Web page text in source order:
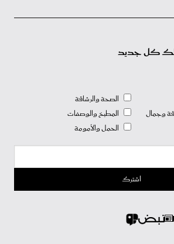
كل جديد
وجمال
الصحة والرشاقة
المطبخ والوصفات
الحمل والأمومة